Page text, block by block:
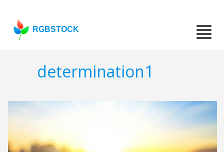
RGBSTOCK
determination1